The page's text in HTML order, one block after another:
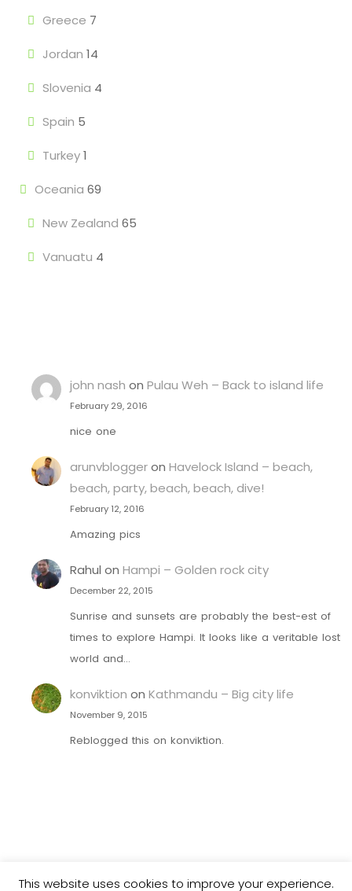
Greece 7
Jordan 14
Slovenia 4
Spain 5
Turkey1
Oceania 69
New Zealand 65
Vanuatu 4
john nash on Pulau Weh – Back to island life
February 29, 2016
nice one
arunvbloggeron Havelock Island – beach,
beach, party, beach, beach, dive!
February 12, 2016
Amazing pics
Rahul on Hampi – Golden rock city
December 22, 2015
Sunrise and sunsets are probably the best-est of
times to explore Hampi. It looks like a veritable lost
world and…
konviktion on Kathmandu – Big city life
November 9, 2015
Reblogged this on konviktion.
This website uses cookies to improve your experience.